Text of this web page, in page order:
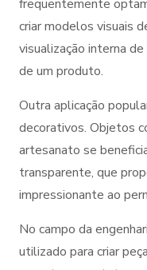
frequentemente
criar modelos visuais
visualização interna
de um produto.
Outra aplicação
decorativos. Objetos
artesanato se
transparente, que
impressionante ao
No campo da
utilizado para criar